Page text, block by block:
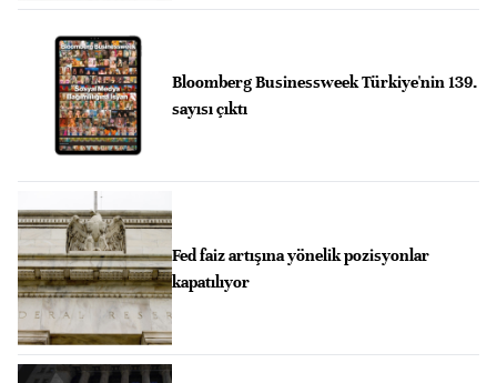
Bloomberg Businessweek Türkiye'nin 139.
sayısı çıktı
Fed faiz artışına yönelik pozisyonlar
kapatılıyor